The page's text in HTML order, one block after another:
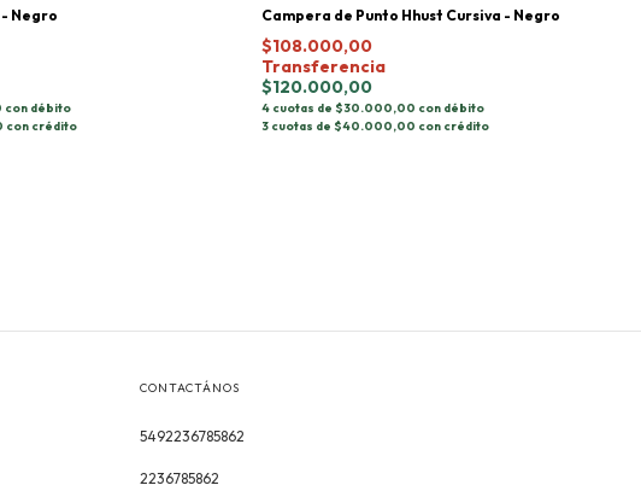
Negro
con débito
con crédito
Campera de Punto Hhust Cursiva - Negro
$108.000,00
Transferencia
$120.000,00
4 cuotas de $30.000,00 con débito
3 cuotas de $40.000,00 con crédito
CONTACTÁNOS
5492236785862
2236785862